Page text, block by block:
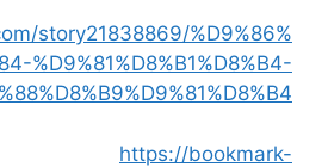
story21838869/%D9%86%
%D9%81%D8%B1%D8%B4-
https://bookmark-